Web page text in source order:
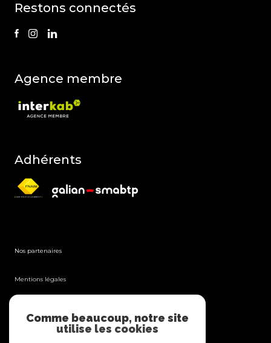
Restons connectés
Agence membre
Adhérents
Nos partenaires
Mentions légales
Comme beaucoup, notre site
utilise les cookies